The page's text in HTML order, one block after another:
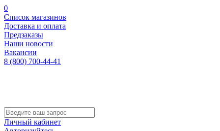
0
Список магазинов
Доставка и оплата
Предзаказы
Наши новости
Вакансии
8 (800) 700-44-41
Личный кабинет